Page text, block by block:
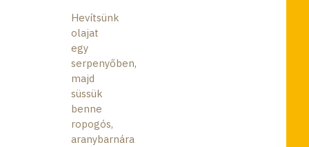
Hevítsünk
olajat
egy
serpenyőben,
majd
süssük
benne
ropogós,
aranybarnára